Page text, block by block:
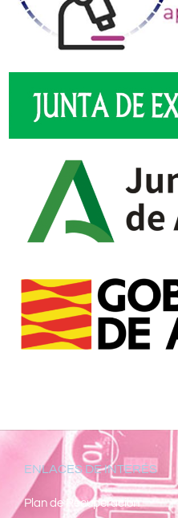
ENLACES DE INTERÉS
Pl an de Recuperacion